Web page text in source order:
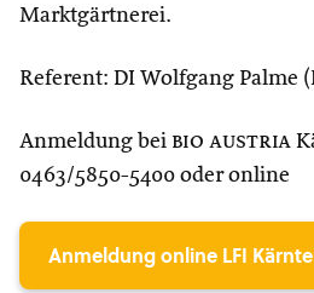
Marktgärtnerei.
Referent: DI Wolfgang Palme
Anmeldung bei bio austria
0463/5850-5400 oder online
Anmeldung online LFI